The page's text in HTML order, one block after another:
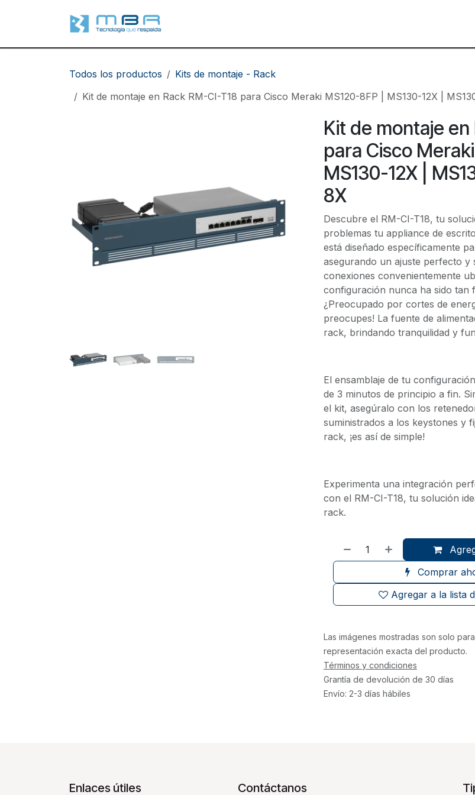
Todos los productos
Kits de montaje - Rack
Kit de montaje en Rack RM-CI-T18 para Cisco Meraki MS120-8FP | MS130-12X |
Kit de montaje en
para Cisco Meraki
MS130-12X |
8X
Descubre el RM-CI-T18, tu
problemas tu appliance de
está diseñado específicamente
asegurando un ajuste perfecto y
conexiones convenientemente
configuración nunca ha sido tan
¿Preocupado por cortes de
preocupes! La fuente de
rack, brindando tranquilidad y
El ensamblaje de tu
de 3 minutos de principio a fin.
el kit, asegúralo con los
suministrados a los keystones y
rack, ¡es así de simple!
Experimenta una integración
con el RM-CI-T18, tu solución
rack.
Comprar
Agregar a la lista
Las imágenes mostradas son solo
representación exacta del producto.
Términos y condiciones
Grantía de devolución de 30 días
Envío: 2-3 días hábiles
Enlaces útiles Contáctanos